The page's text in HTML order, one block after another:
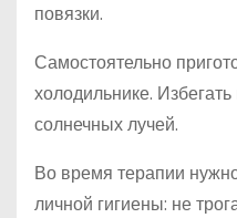
повязки.
Самостоятельно
холодильнике.
солнечных лучей.
Во время терапии
личной гигиены: не